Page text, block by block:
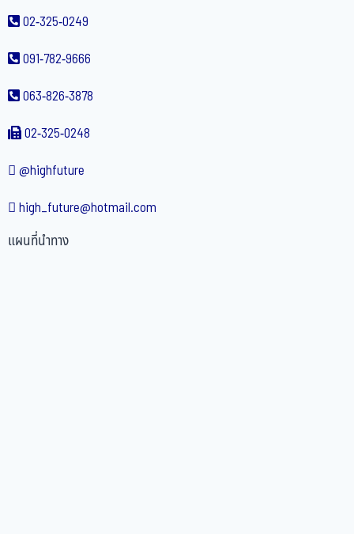
02-325-0249
091-782-9666
063-826-3878
02-325-0248
@highfuture
high_future@hotmail.com
แผนที่นำทาง